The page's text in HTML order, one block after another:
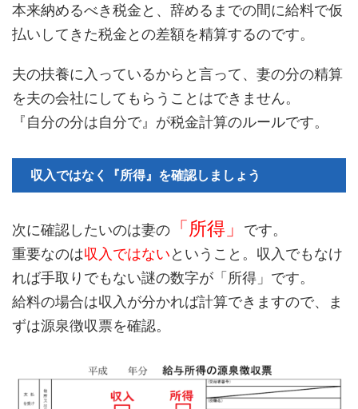
本来納めるべき税金と、辞めるまでの間に給料で仮
払いしてきた税金との差額を精算するのです。
夫の扶養に入っているからと言って、妻の分の精算
を夫の会社にしてもらうことはできません。
『自分の分は自分で』が税金計算のルールです。
収入ではなく『所得』を確認しましょう
次に確認したいのは妻の 「所得」
です。
重要なのは収入ではないということ。収入でもなけ
れば手取りでもない謎の数字が「所得」です。
給料の場合は収入が分かれば計算できますので、ま
ずは源泉徴収票を確認。